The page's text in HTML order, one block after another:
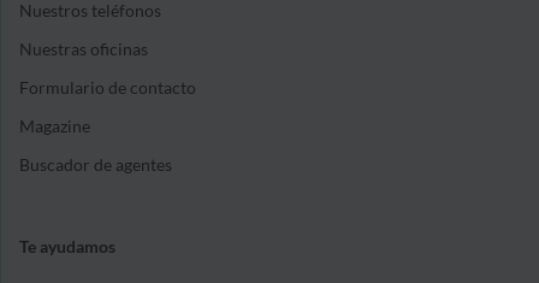
Nuestros teléfonos
Nuestras oficinas
Formulario de contacto
Magazine
Buscador de agentes
Te ayudamos